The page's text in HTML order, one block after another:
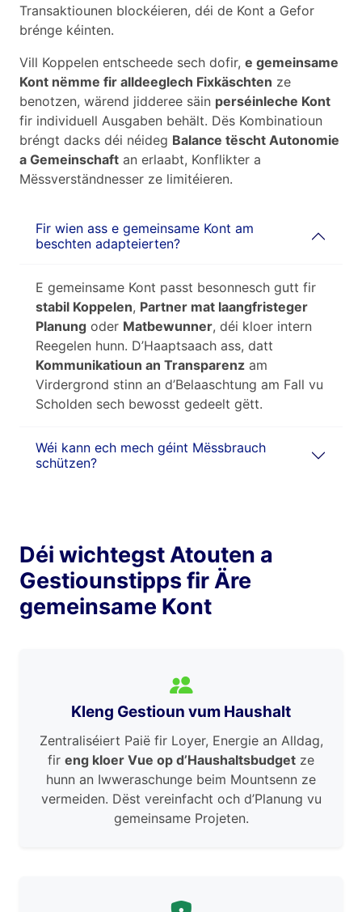
Transaktiounen blockéieren, déi de Kont a Gefor
brénge kéinten.
Vill Koppelen entscheede sech dofir, e gemeinsame
Kont nëmme fir alldeeglech Fixkäschten ze
benotzen, wärend jidderee säin perséinleche Kont
fir individuell Ausgaben behält. Dës Kombinatioun
bréngt dacks déi néideg Balance tëscht Autonomie
a Gemeinschaft an erlaabt, Konflikter a
Mëssverständnesser ze limitéieren.
Fir wien ass e gemeinsame Kont am
beschten adapteierten?
E gemeinsame Kont passt besonnesch gutt fir
stabil Koppelen, Partner mat laangfristeger
Planung oder Matbewunner, déi kloer intern
Reegelen hunn. D’Haaptsaach ass, datt
Kommunikatioun an Transparenz am
Virdergrond stinn an d’Belaaschtung am Fall vu
Scholden sech bewosst gedeelt gëtt.
Wéi kann ech mech géint Mëssbrauch
schützen?
Déi wichtegst Atouten a
Gestiounstipps fir Äre
gemeinsame Kont
Kleng Gestioun vum Haushalt
Zentraliséiert Paië fir Loyer, Energie an Alldag,
fir eng kloer Vue op d’Haushaltsbudget ze
hunn an Iwweraschunge beim Mountsenn ze
vermeiden. Dëst vereinfacht och d’Planung vu
gemeinsame Projeten.